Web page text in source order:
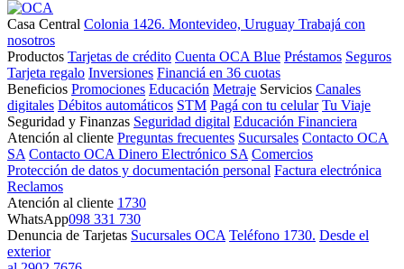
Casa Central Colonia 1426. Montevideo, Uruguay Trabajá con
nosotros
Productos Tarjetas de crédito Cuenta OCA Blue Préstamos Seguros
Tarjeta regalo Inversiones Financiá en 36 cuotas
Beneficios Promociones Educación Metraje Servicios Canales
digitales Débitos automáticos STM Pagá con tu celular Tu Viaje
Seguridad y Finanzas Seguridad digital Educación Financiera
Atención al cliente Preguntas frecuentes Sucursales Contacto OCA
SA Contacto OCA Dinero Electrónico SA Comercios
Protección de datos y documentación personal Factura electrónica
Reclamos
Atención al cliente 1730
WhatsApp098 331 730
Denuncia de Tarjetas Sucursales OCA Teléfono 1730. Desde el
exterior